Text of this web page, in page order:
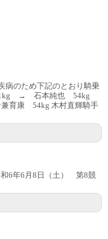
のため下記のとおり騎乗
→ 石本純也 54kg
康 54kg 木村直輝騎手
和6年6月8日（土） 第8競